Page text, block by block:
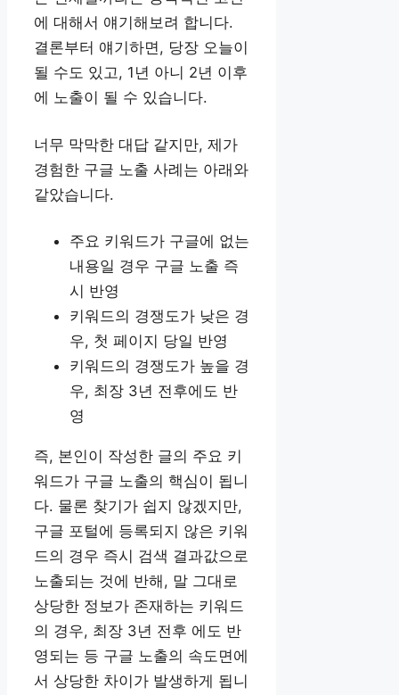
에 대해서 얘기해보려 합니다.
결론부터 얘기하면, 당장 오늘이
될 수도 있고, 1년 아니 2년 이후
에 노출이 될 수 있습니다.
너무 막막한 대답 같지만, 제가
경험한 구글 노출 사례는 아래와
같았습니다.
주요 키워드가 구글에 없는
내용일 경우 구글 노출 즉
시 반영
키워드의 경쟁도가 낮은 경
우, 첫 페이지 당일 반영
키워드의 경쟁도가 높을 경
우, 최장 3년 전후에도 반
영
즉, 본인이 작성한 글의 주요 키
워드가 구글 노출의 핵심이 됩니
다. 물론 찾기가 쉽지 않겠지만,
구글 포털에 등록되지 않은 키워
드의 경우 즉시 검색 결과값으로
노출되는 것에 반해, 말 그대로
상당한 정보가 존재하는 키워드
의 경우, 최장 3년 전후 에도 반
영되는 등 구글 노출의 속도면에
서 상당한 차이가 발생하게 됩니